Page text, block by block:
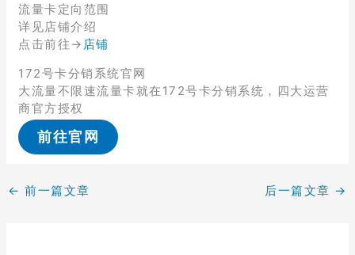
流量卡定向范围
详见店铺介绍
点击前往→ 店铺
172号卡分销系统官网
大流量不限速流量卡就在172号卡分销系统，四大运营
商官方授权
前往官网
← 前一篇文章 后一篇文章 →